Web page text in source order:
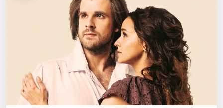
Площадки
Артисты